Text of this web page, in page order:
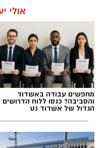
חשיבה עצמאית
יחסי אנוש
במוזיאון מציינים
בעלי "ראש מלא
הפעילות החינוכית
התרבות הבולטים
לפרטים המלאים
להגשת מועמדות
תגים:משרד הבריאות,
ההחלקות
אולי
מחפשים עבודה באשדוד
והסביבה? כנסו ללוח הדרושים
הגדול של אשדוד נט